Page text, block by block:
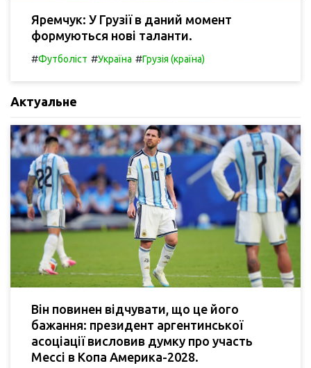
Яремчук: У Грузії в даний момент
формуються нові таланти.
#Футболіст #Україна #Грузія (країна)
Актуальне
Він повинен відчувати, що це його
бажання: президент аргентинської
асоціації висловив думку про участь
Мессі в Копа Америка-2028.